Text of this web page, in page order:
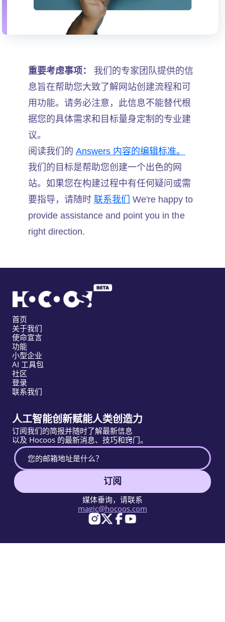
重要考虑事项：
我们的专家团队提供的信
息旨在帮助您大致了解网站创建流程和可
用功能。请务必注意，此信息不能替代根
据您的具体需求和目标量身定制的专业建
议。
阅读我们的 Answers 内容的编辑标准。
我们的目标是帮助您创建一个出色的网
站。如果您在构建过程中有任何疑问或需
要指导，请随时 联系我们 We're happy to
provide assistance and point you in the
right direction.
首页
关于我们
使命宣言
功能
小型企业
AI 工具包
社区
登录
联系我们
人工智能创新赋能人类创造力
订阅我们的简报并随时了解最新信息
以及 Hocoos 的最新消息、技巧和窍门。
订阅
媒体垂询，请联系
magic@hocoos.com